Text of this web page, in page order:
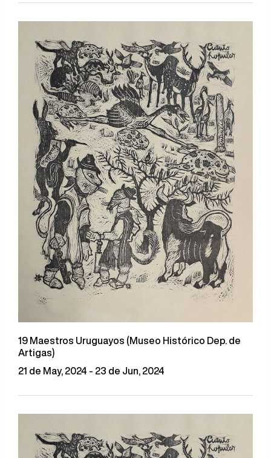
19 Maestros Uruguayos (Museo Histórico Dep. de
Artigas)
21 de May, 2024 - 23 de Jun, 2024